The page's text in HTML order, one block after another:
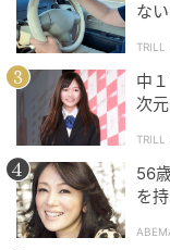
な
TRILL
中
次
TRILL
56
を